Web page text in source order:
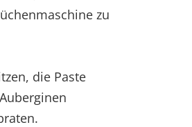
zu
die Paste